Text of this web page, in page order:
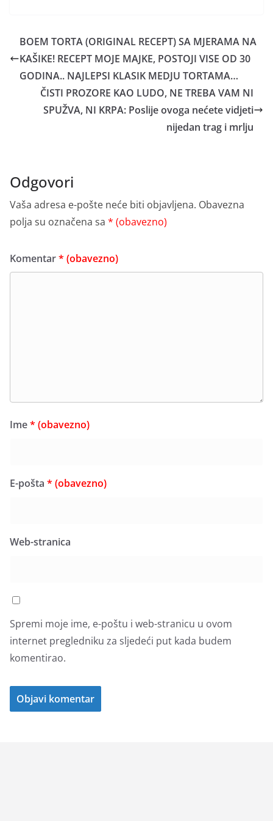
BOEM TORTA (ORIGINAL RECEPT) SA MJERAMA NA
KAŠIKE! RECEPT MOJE MAJKE, POSTOJI VISE OD 30
GODINA.. NAJLEPSI KLASIK MEDJU TORTAMA…
ČISTI PROZORE KAO LUDO, NE TREBA VAM NI
SPUŽVA, NI KRPA: Poslije ovoga nećete vidjeti
nijedan trag i mrlju
Odgovori
Vaša adresa e-pošte neće biti objavljena. Obavezna
polja su označena sa * (obavezno)
Komentar* (obavezno)
Ime* (obavezno)
E-pošta * (obavezno)
Web-stranica
Spremi moje ime, e-poštu i web-stranicu u ovom
internet pregledniku za sljedeći put kada budem
komentirao.